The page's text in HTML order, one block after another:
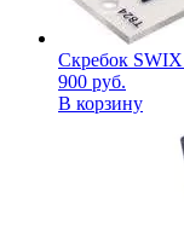
Скребок
900 руб.
В корзину